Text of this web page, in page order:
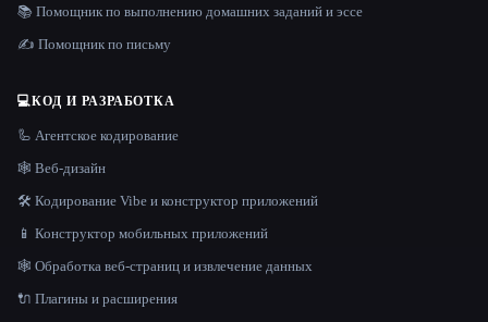
📚 Помощник по выполнению домашних заданий и эссе
✍️ Помощник по письму
💻КОД И РАЗРАБОТКА
🦾 Агентское кодирование
🕸 Веб-дизайн
🛠️ Кодирование Vibe и конструктор приложений
📱 Конструктор мобильных приложений
🕸️ Обработка веб-страниц и извлечение данных
🔌 Плагины и расширения